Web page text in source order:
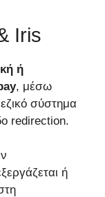
Iris
ή
, μέσω
σύστημα
redirection.
ή